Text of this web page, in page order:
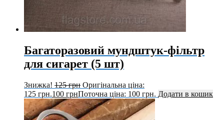
Багаторазовий мундштук-фільтр
для сигарет (5 шт)
Знижка! 125грн Оригінальна ціна:
125 грн.100 грнПоточна ціна: 100 грн. Додати в кошик